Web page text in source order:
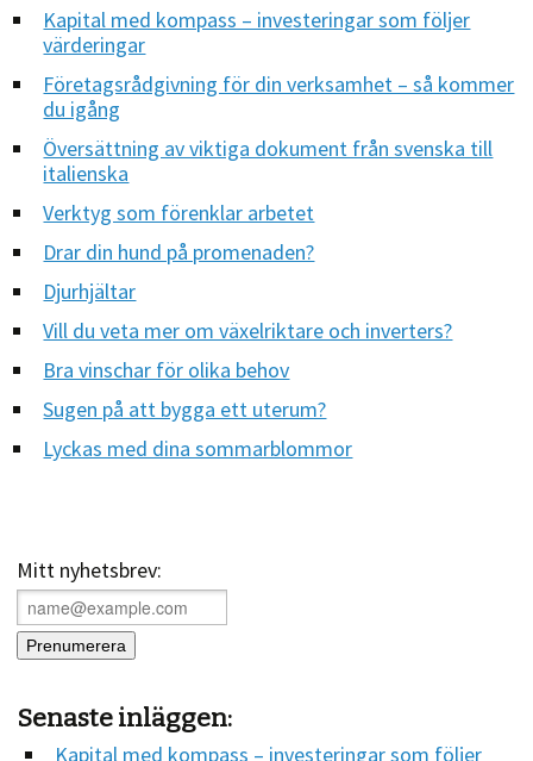
Kapital med kompass – investeringar som följer
värderingar
Företagsrådgivning för din verksamhet – så kommer
du igång
Översättning av viktiga dokument från svenska till
italienska
Verktyg som förenklar arbetet
Drar din hund på promenaden?
Djurhjältar
Vill du veta mer om växelriktare och inverters?
Bra vinschar för olika behov
Sugen på att bygga ett uterum?
Lyckas med dina sommarblommor
Mitt nyhetsbrev:
Senaste inläggen:
Kapital med kompass – investeringar som följer